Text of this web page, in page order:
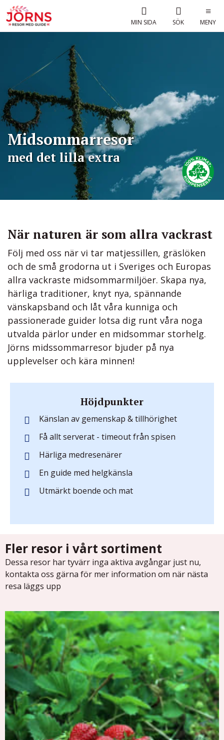
MIN SIDA SÖK MENY
Midsommarresor
med det lilla extra
När naturen är som allra vackrast
Följ med oss när vi tar matjessillen, gräslöken
och de små grodorna ut i Sveriges och Europas
allra vackraste midsommarmiljöer. Skapa nya,
härliga traditioner, knyt nya, spännande
vänskapsband och låt våra kunniga och
passionerade guider lotsa dig runt våra noga
utvalda pärlor under en midsommar storhelg.
Jörns midssommarresor bjuder på nya
upplevelser och kära minnen!
Höjdpunkter
Känslan av gemenskap & tillhörighet
Få allt serverat - timeout från spisen
Härliga medresenärer
En guide med helgkänsla
Utmärkt boende och mat
Fler resor i vårt sortiment
Dessa resor har tyvärr inga aktiva avgångar just nu,
kontakta oss gärna för mer information om när nästa
resa läggs upp